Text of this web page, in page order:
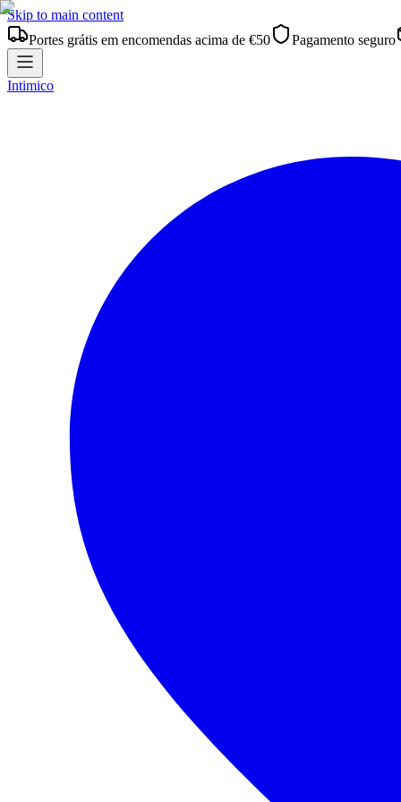
Skip to main content
Portes grátis em encomendas acima de €50
Pagamento seguro
Intimico